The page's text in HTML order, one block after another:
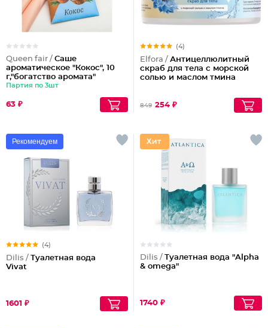
Queen fair / Саше
ароматическое "Кокос", 10
г,"богатство аромата"
Партия по 3шт
63 ₽
(4)
Elfora / Антицеллюлитный
скраб для тела с морской
солью и маслом тмина
849 254 ₽
Рекомендуем
(4)
Dilis / Туалетная вода
Vivat
1601 ₽
Dilis / Туалетная вода "Alpha
& omega"
1740 ₽